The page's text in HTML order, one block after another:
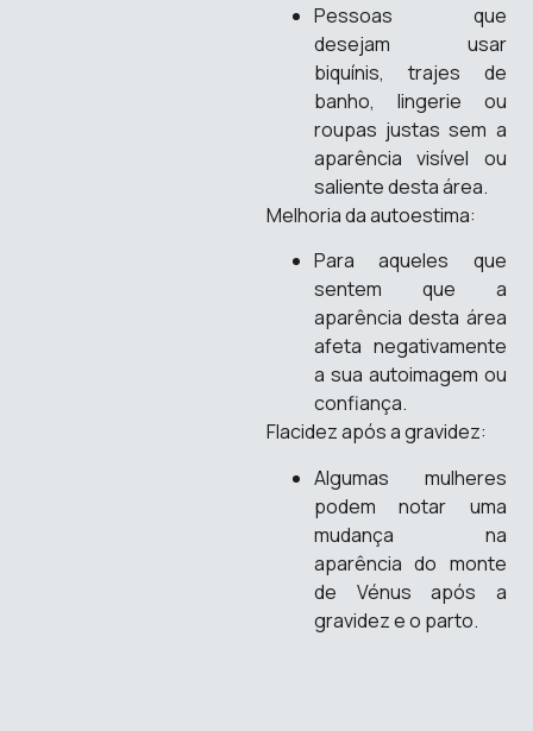
Pessoas que
desejam usar
biquínis, trajes de
banho, lingerie ou
roupas justas sem a
aparência visível ou
saliente desta área.
Melhoria da autoestima:
Para aqueles que
sentem que a
aparência desta área
afeta negativamente
a sua autoimagem ou
confiança.
Flacidez após a gravidez:
Algumas mulheres
podem notar uma
mudança na
aparência do monte
de Vénus após a
gravidez e o parto.